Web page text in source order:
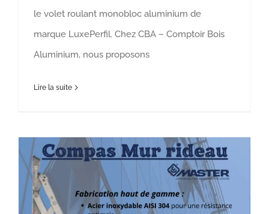
le volet roulant monobloc aluminium de
marque LuxePerfil. Chez CBA – Comptoir Bois
Aluminium, nous proposons
Lire la suite